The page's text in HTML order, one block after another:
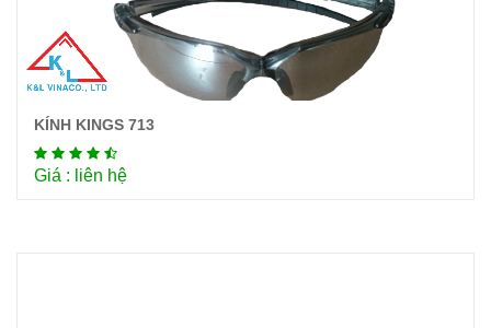
KÍNH KINGS 713
Giá : liên hệ